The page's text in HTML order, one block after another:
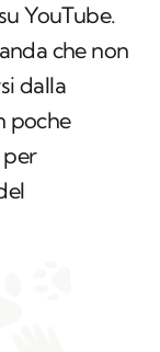
su YouTube.
che non
dalla
poche
per